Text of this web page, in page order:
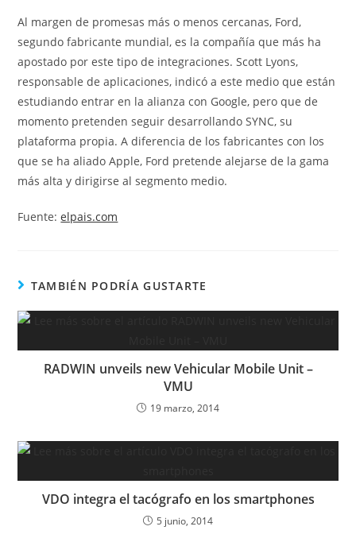
Al margen de promesas más o menos cercanas, Ford,
segundo fabricante mundial, es la compañía que más ha
apostado por este tipo de integraciones. Scott Lyons,
responsable de aplicaciones, indicó a este medio que están
estudiando entrar en la alianza con Google, pero que de
momento pretenden seguir desarrollando SYNC, su
plataforma propia. A diferencia de los fabricantes con los
que se ha aliado Apple, Ford pretende alejarse de la gama
más alta y dirigirse al segmento medio.
Fuente:elpais.com
TAMBIÉN PODRÍA GUSTARTE
RADWIN unveils new Vehicular Mobile Unit –
VMU
19 marzo, 2014
VDO integra el tacógrafo en los smartphones
5 junio, 2014